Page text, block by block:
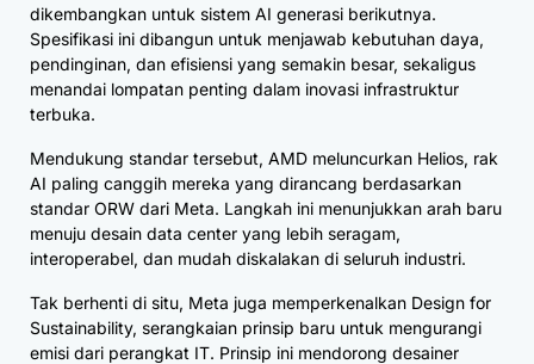
dikembangkan untuk sistem AI generasi berikutnya.
Spesifikasi ini dibangun untuk menjawab kebutuhan daya,
pendinginan, dan efisiensi yang semakin besar, sekaligus
menandai lompatan penting dalam inovasi infrastruktur
terbuka.
Mendukung standar tersebut, AMD meluncurkan Helios, rak
AI paling canggih mereka yang dirancang berdasarkan
standar ORW dari Meta. Langkah ini menunjukkan arah baru
menuju desain data center yang lebih seragam,
interoperabel, dan mudah diskalakan di seluruh industri.
Tak berhenti di situ, Meta juga memperkenalkan Design for
Sustainability, serangkaian prinsip baru untuk mengurangi
emisi dari perangkat IT. Prinsip ini mendorong desainer